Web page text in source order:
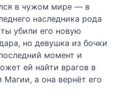
в чужом мире — в
наследника рода
убили его новую
но девушка из бочки
момент и
ей найти врагов в
а она вернёт его